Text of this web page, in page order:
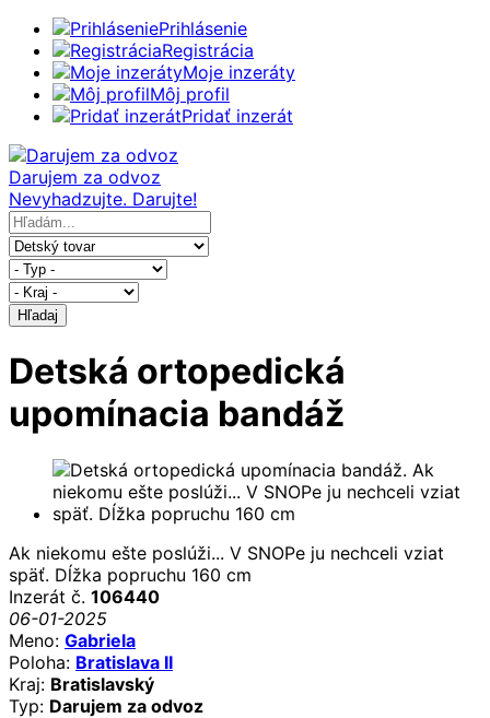
Prihlásenie
Registrácia
Moje inzeráty
Môj profil
Pridať inzerát
Darujem za odvoz
Nevyhadzujte. Darujte!
Hľadaj
Detská ortopedická
upomínacia bandáž
Ak niekomu ešte poslúži... V SNOPe ju nechceli vziat
späť. Dĺžka popruchu 160 cm
Inzerát č. 106440
06-01-2025
Meno: Gabriela
Poloha: Bratislava II
Kraj: Bratislavský
Typ: Darujem za odvoz